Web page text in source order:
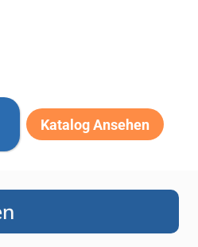
Katalog Ansehen